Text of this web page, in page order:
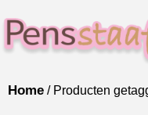
Home / Producten